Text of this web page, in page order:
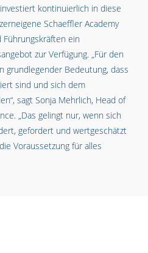
kontinuierlich in diese
Schaeffler Academy
ein
zur Verfügung. „Für den
grundlegender Bedeutung, dass
sind und sich dem
sagt Sonja Mehrlich, Head of
„Das gelingt nur, wenn sich
gefordert und wertgeschätzt
Voraussetzung für alles